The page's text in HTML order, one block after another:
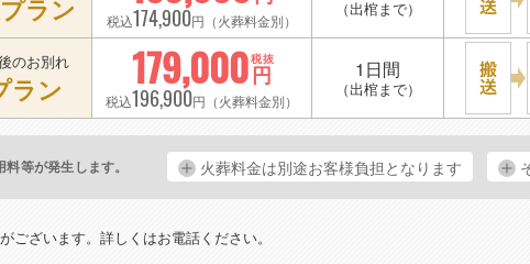
ラン 税込174,900円（火葬料金別）
（出棺まで）
のお別れ
ラン 179,000円
税抜
税込196,900円（火葬料金別）
1日間
（出棺まで）
等が発生します。 火葬料金は別途お客様負担となります
ざいます。詳しくはお電話ください。